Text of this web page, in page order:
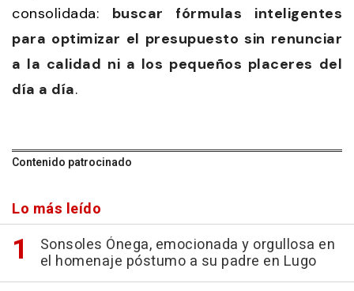
consolidada: buscar fórmulas inteligentes
para optimizar el presupuesto sin renunciar
a la calidad ni a los pequeños placeres del
día a día.
Contenido patrocinado
Lo más leído
Sonsoles Ónega, emocionada y orgullosa en
el homenaje póstumo a su padre en Lugo